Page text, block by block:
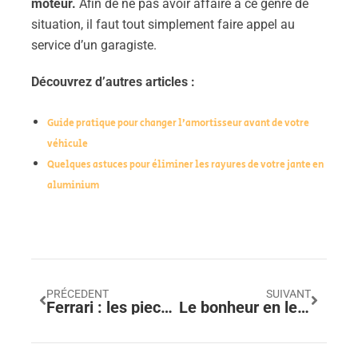
moteur. Afin de ne pas avoir affaire à ce genre de
situation, il faut tout simplement faire appel au
service d’un garagiste.
Découvrez d’autres articles :
Guide pratique pour changer l’amortisseur avant de votre
véhicule
Quelques astuces pour éliminer les rayures de votre jante en
aluminium
PRÉCEDENT
Ferrari : les pieces qui font le son des celebres voitures italiennes
SUIVANT
Le bonheur en leasing : jouissez d’une lamborghini sans soucis